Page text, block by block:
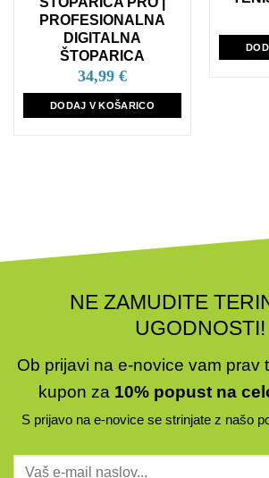
PROFESIONALNA
DIGITALNA
ŠTOPARICA
34,99 €
DODAJ V KOŠARICO
NE ZAMUDITE
UGODNOSTI!
Ob prijavi na e-novice vam prav
kupon za 10% popust na
S prijavo na e-novice se strinjate z našo